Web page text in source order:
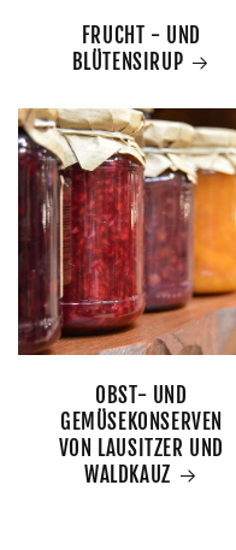
FRUCHT - UND
BLÜTENSIRUP
OBST- UND
GEMÜSEKONSERVEN
VON LAUSITZER UND
WALDKAUZ